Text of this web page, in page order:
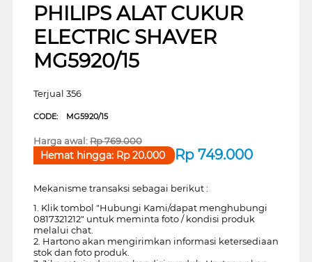
PHILIPS ALAT CUKUR
ELECTRIC SHAVER
MG5920/15
Terjual 356
CODE: MG5920/15
Harga awal:Rp769.000
Rp 749.000
Hemat hingga: Rp20.000
Mekanisme transaksi sebagai berikut :
1. Klik tombol "Hubungi Kami/dapat menghubungi
0817321212" untuk meminta foto / kondisi produk
melalui chat.
2. Hartono akan mengirimkan informasi ketersediaan
stok dan foto produk.